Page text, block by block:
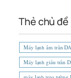
Thẻ chủ đề
Máy lạnh âm trần
Máy lạnh giấu trần